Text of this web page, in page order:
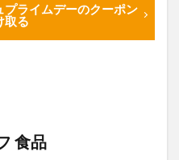
ライムデーのクーポン
取る
食品